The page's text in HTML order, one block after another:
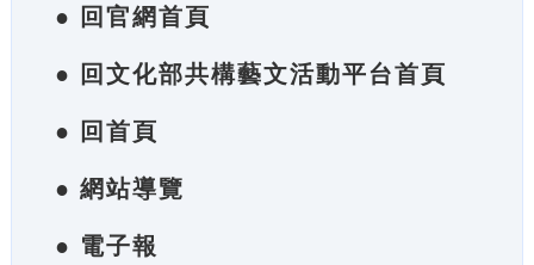
● 回官網首頁
● 回文化部共構藝文活動平台首頁
● 回首頁
● 網站導覽
● 電子報